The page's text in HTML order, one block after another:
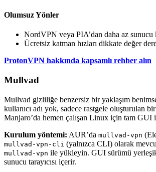
Olumsuz Yönler
NordVPN veya PIA’dan daha az
Ücretsiz katman hızları dikkate değer
ProtonVPN hakkında kapsamlı rehber alın
Mullvad
Mullvad gizliliğe benzersiz bir yaklaşım
kullanıcı adı yok, sadece rastgele oluşturulan
Manjaro’da hemen çalışan Linux için tam GUI
Kurulum yöntemi: AUR’da mullvad-vpn
mullvad-vpn-cli (yalnızca CLI) olarak
mullvad-vpn ile yükleyin. GUI sürümü
sunucu tarayıcısı içerir.